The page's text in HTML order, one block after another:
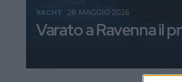
Varato a Ravenna il
YACHT 28 MAGGIO 2026